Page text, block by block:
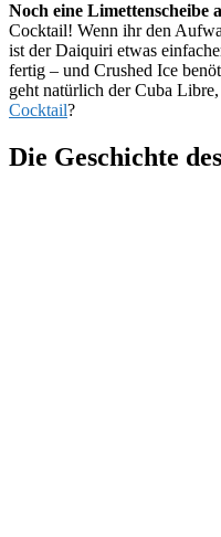
Noch eine Limettenscheibe
Cocktail! Wenn ihr den
ist der Daiquiri etwas
fertig – und Crushed Ice
geht natürlich der Cuba Libre,
Cocktail?
Die Geschichte